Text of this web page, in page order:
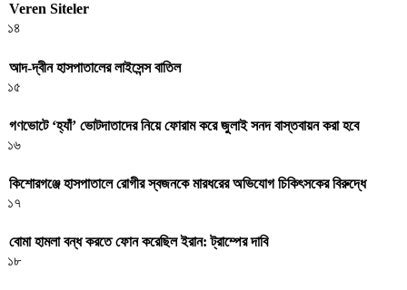
Veren Siteler
১৪
আদ-দ্বীন হাসপাতালের লাইসেন্স বাতিল
১৫
গণভোটে ‘হ্যাঁ’ ভোটদাতাদের নিয়ে ফোরাম করে জুলাই সনদ বাস্তবায়ন করা হবে
১৬
কিশোরগঞ্জে হাসপাতালে রোগীর স্বজনকে মারধরের অভিযোগ চিকিৎসকের বিরুদ্ধে
১৭
বোমা হামলা বন্ধ করতে ফোন করেছিল ইরান: ট্রাম্পের দাবি
১৮